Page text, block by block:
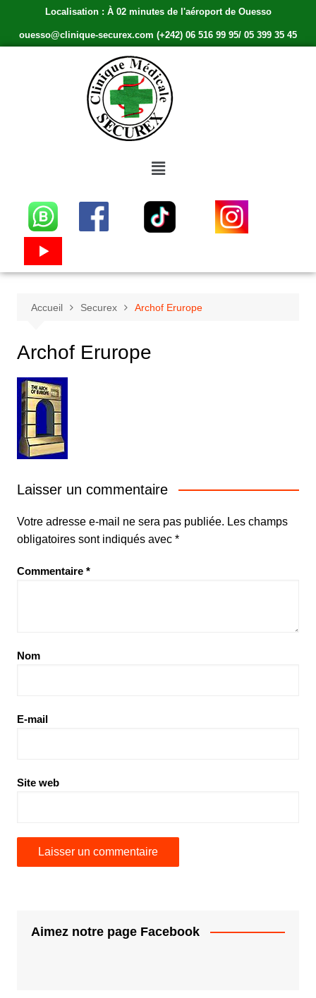
Localisation : À 02 minutes de l'aéroport de Ouesso
ouesso@clinique-securex.com (+242) 06 516 99 95/ 05 399 35 45
Accueil Securex Archof Erurope
Archof Erurope
Laisser un commentaire
Votre adresse e-mail ne sera pas publiée. Les champs
obligatoires sont indiqués avec *
Commentaire *
Nom
E-mail
Site web
Aimez notre page Facebook